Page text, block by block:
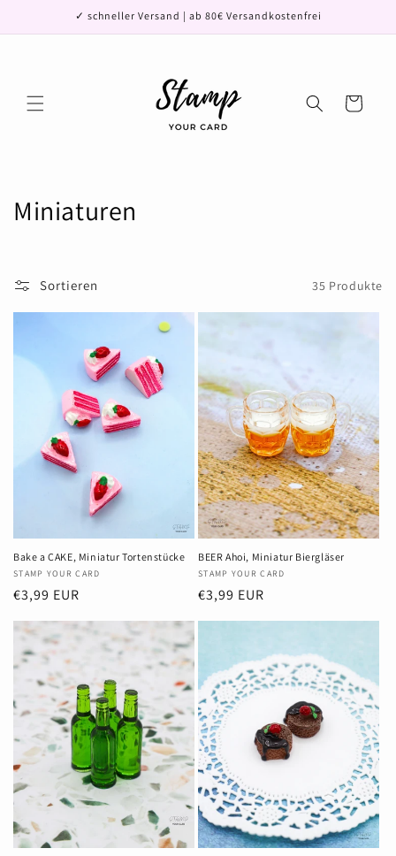
Inhalt
✓ schneller Versand | ab 80€ Versandkostenfrei
Warenkorb
K
t
e
g
Miniaturen
Sortieren 35 Produkte
Bake a CAKE, Miniatur Tortenstücke
Anbieter:
STAMP YOUR CARD
Normaler
Preis
€3,99 EUR
BEER Ahoi, Miniatur Biergläser
Anbieter:
STAMP YOUR CARD
Normaler
Preis
€3,99 EUR